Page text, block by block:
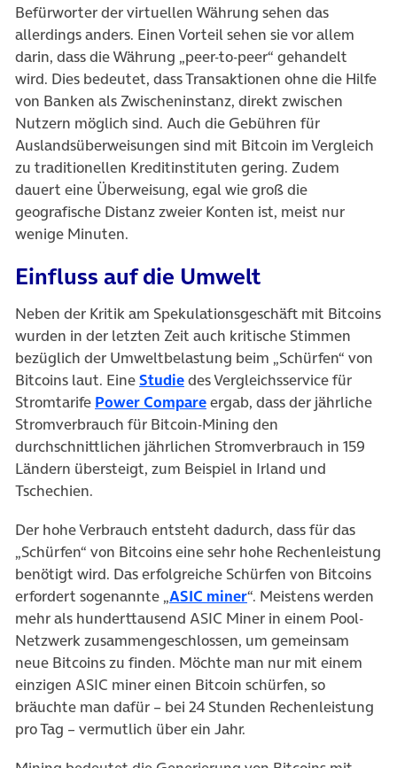
Befürworter der virtuellen Währung sehen das
allerdings anders. Einen Vorteil sehen sie vor allem
darin, dass die Währung „peer-to-peer“ gehandelt
wird. Dies bedeutet, dass Transaktionen ohne die Hilfe
von Banken als Zwischeninstanz, direkt zwischen
Nutzern möglich sind. Auch die Gebühren für
Auslandsüberweisungen sind mit Bitcoin im Vergleich
zu traditionellen Kreditinstituten gering. Zudem
dauert eine Überweisung, egal wie groß die
geografische Distanz zweier Konten ist, meist nur
wenige Minuten.
Einfluss auf die Umwelt
Neben der Kritik am Spekulationsgeschäft mit Bitcoins
wurden in der letzten Zeit auch kritische Stimmen
bezüglich der Umweltbelastung beim „Schürfen“ von
Bitcoins laut. EineStudie(öffnet in neuem Tab)
des Vergleichsservice für
Stromtarife Power Compare(öffnet in neuem Tab)
ergab, dass der jährliche
Stromverbrauch für Bitcoin-Mining den
durchschnittlichen jährlichen Stromverbrauch in 159
Ländern übersteigt, zum Beispiel in Irland und
Tschechien.
Der hohe Verbrauch entsteht dadurch, dass für das
„Schürfen“ von Bitcoins eine sehr hohe Rechenleistung
benötigt wird. Das erfolgreiche Schürfen von Bitcoins
erfordert sogenannte „ASIC miner(öffnet in neuem Tab)
“. Meistens werden
mehr als hunderttausend ASIC Miner in einem Pool-
Netzwerk zusammengeschlossen, um gemeinsam
neue Bitcoins zu finden. Möchte man nur mit einem
einzigen ASIC miner einen Bitcoin schürfen, so
bräuchte man dafür – bei 24 Stunden Rechenleistung
pro Tag – vermutlich über ein Jahr.